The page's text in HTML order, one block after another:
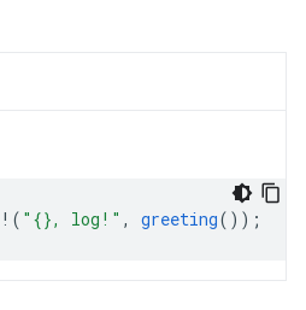
!( "{}, log!" , greeting());